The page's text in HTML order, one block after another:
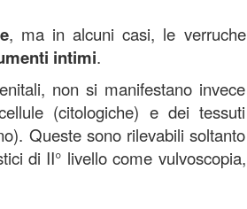
, ma in alcuni casi, le verruche
intimi.
non si manifestano invece
(citologiche) e dei tessuti
Queste sono rilevabili soltanto
di II° livello come vulvoscopia,